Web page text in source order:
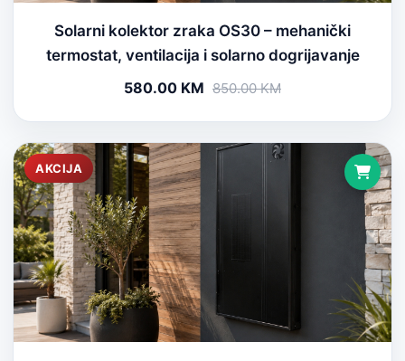
Solarni kolektor zraka OS30 – mehanički
termostat, ventilacija i solarno dogrijavanje
580.00 KM 850.00 KM
AKCIJA